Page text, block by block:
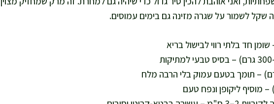
שקל לשמור על שגרה מזינה גם בימים עמוסים.